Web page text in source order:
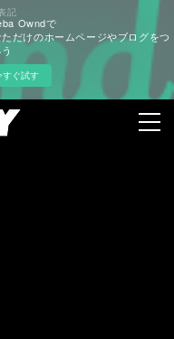
Owndで
だけのホームページやブログをつ
すぐ試す
記